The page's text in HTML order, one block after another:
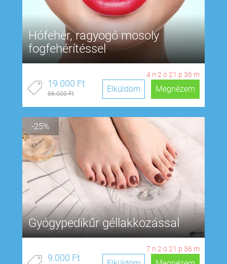
Hófehér, ragyogó mosoly
fogfehérítéssel
4 n 2 ó 21 p 35 m
19.000 Ft
86.000 Ft Megnézem
Elküldöm
-25%
Gyógypedikűr géllakkozással
7 n 2 ó 21 p 35 m
9.000 Ft